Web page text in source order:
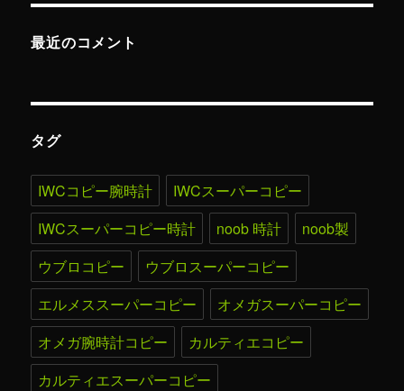
最近のコメント
タグ
IWCコピー腕時計
IWCスーパーコピー
IWCスーパーコピー時計
noob 時計
noob製
ウブロコピー
ウブロスーパーコピー
エルメススーパーコピー
オメガスーパーコピー
オメガ腕時計コピー
カルティエコピー
カルティエスーパーコピー